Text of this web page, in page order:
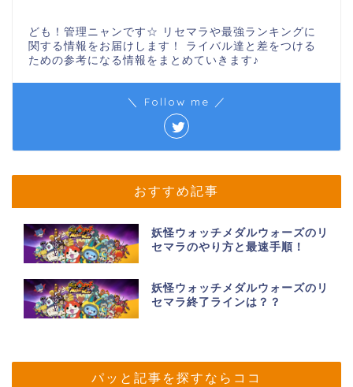
ども！管理ニャンです☆ リセマラや最強ランキングに
関する情報をお届けします！ ライバル達と差をつける
ための参考になる情報をまとめていきます♪
＼ Follow me ／
おすすめ記事
妖怪ウォッチメダルウォーズのリ
セマラのやり方と最速手順！
妖怪ウォッチメダルウォーズのリ
セマラ終了ラインは？？
パッと記事を探すならココ